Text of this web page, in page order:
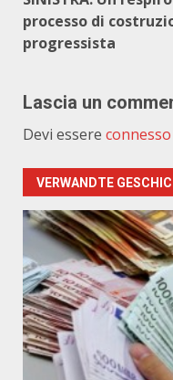
processo di
progressista
Lascia un
Devi essere connesso
VERWANDTE